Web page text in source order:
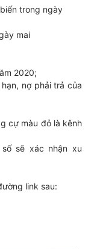
trong ngày
mai
2020;
nợ phải trả của
cự màu đỏ là kênh
sẽ xác nhận xu
link sau: